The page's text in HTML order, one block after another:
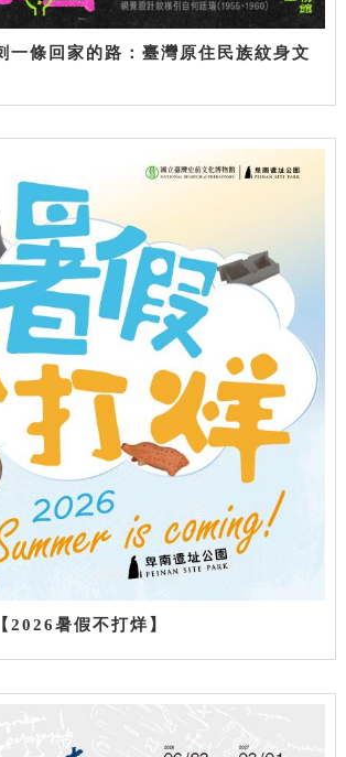
一條回家的路：臺灣原住民族紋身文
2026暑假不打烊】